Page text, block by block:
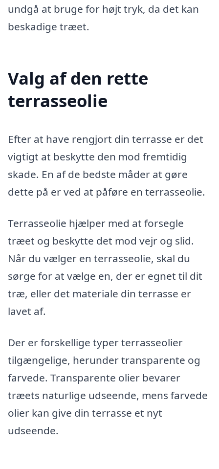
undgå at bruge for højt tryk, da det kan
beskadige træet.
Valg af den rette
terrasseolie
Efter at have rengjort din terrasse er det
vigtigt at beskytte den mod fremtidig
skade. En af de bedste måder at gøre
dette på er ved at påføre en terrasseolie.
Terrasseolie hjælper med at forsegle
træet og beskytte det mod vejr og slid.
Når du vælger en terrasseolie, skal du
sørge for at vælge en, der er egnet til dit
træ, eller det materiale din terrasse er
lavet af.
Der er forskellige typer terrasseolier
tilgængelige, herunder transparente og
farvede. Transparente olier bevarer
træets naturlige udseende, mens farvede
olier kan give din terrasse et nyt
udseende.